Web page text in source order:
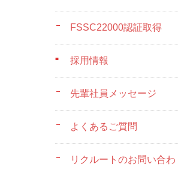
FSSC22000認証取得
採用情報
先輩社員メッセージ
よくあるご質問
リクルートのお問い合わ